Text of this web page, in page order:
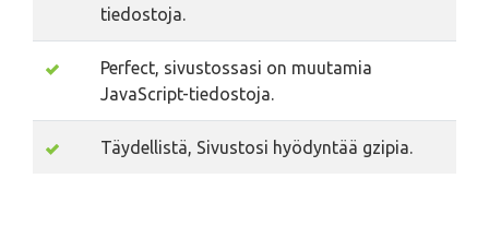
tiedostoja.
Perfect, sivustossasi on muutamia
JavaScript-tiedostoja.
Täydellistä, Sivustosi hyödyntää gzipia.